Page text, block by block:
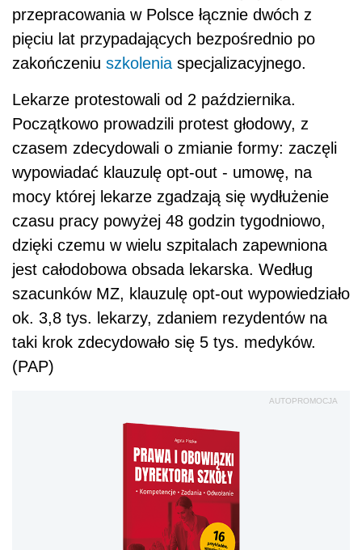
przepracowania w Polsce łącznie dwóch z
pięciu lat przypadających bezpośrednio po
zakończeniu szkolenia specjalizacyjnego.
Lekarze protestowali od 2 października.
Początkowo prowadzili protest głodowy, z
czasem zdecydowali o zmianie formy: zaczęli
wypowiadać klauzulę opt-out - umowę, na
mocy której lekarze zgadzają się wydłużenie
czasu pracy powyżej 48 godzin tygodniowo,
dzięki czemu w wielu szpitalach zapewniona
jest całodobowa obsada lekarska. Według
szacunków MZ, klauzulę opt-out wypowiedziało
ok. 3,8 tys. lekarzy, zdaniem rezydentów na
taki krok zdecydowało się 5 tys. medyków.
(PAP)
AUTOPROMOCJA